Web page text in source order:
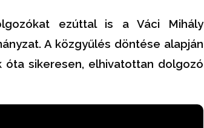
ezúttal is a Váci Mihály
A közgyűlés döntése alapján
sikeresen, elhivatottan dolgozó